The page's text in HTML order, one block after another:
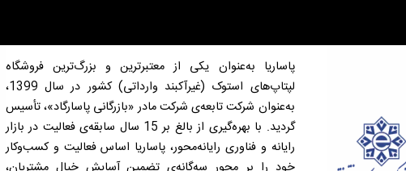
پاساریا به‌عنوان یکی از معتبرترین و بزرگ‌ترین فروشگاه
لپتاپ‌های استوک (غیرآکبند وارداتی) کشور در سال 1399،
به‌عنوان شرکت تابعه‌ی شرکت مادر «بازرگانی پاسارگاد»، تأسیس
گردید. با بهره‌گیری از بالغ بر 15 سال سابقه‌ی فعالیت در بازار
رایانه و فناوری رایانه‌محور، پاساریا اساس فعالیت و کسب‌وکار